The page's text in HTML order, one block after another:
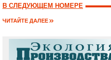
В СЛЕДУЮЩЕМ НОМЕРЕ
ЧИТАЙТЕ ДАЛЕЕ